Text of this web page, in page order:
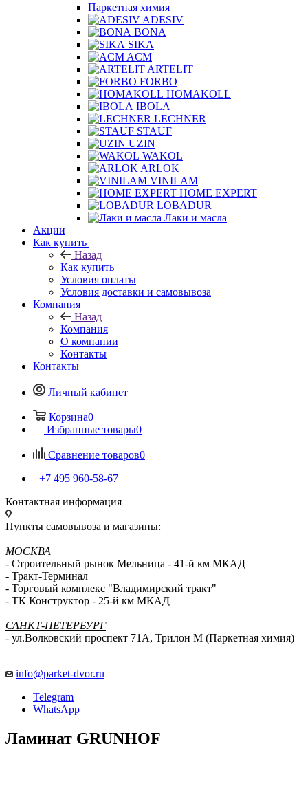
Назад
Паркетная химия
ADESIV
BONA
SIKA
ACM
ARTELIT
FORBO
HOMAKOLL
IBOLA
LECHNER
STAUF
UZIN
WAKOL
ARLOK
VINILAM
HOME EXPERT
LOBADUR
Акции
Как купить
Назад
Как купить
Условия оплаты
Условия доставки и самовывоза
Компания
Назад
Компания
О компании
Контакты
Корзина0
Контактная информация
МОСКВА
- Строительный рынок Мельница - 41-й км МКАД
- Тракт-Терминал
- Торговый комплекс "Владимирский тракт"
САНКТ-ПЕТЕРБУРГ
Telegram